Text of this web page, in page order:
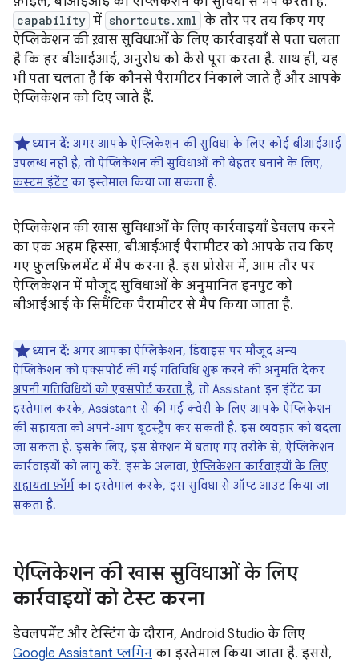
capability में shortcuts.xml के तौर पर तय किए गए
ऐप्लिकेशन की ख़ास सुविधाओं के लिए कार्रवाइयाँ से पता चलता
है कि हर बीआईआई, अनुरोध को कैसे पूरा करता है. साथ ही, यह
भी पता चलता है कि कौनसे पैरामीटर निकाले जाते हैं और आपके
ऐप्लिकेशन को दिए जाते हैं.
ध्यान दें: अगर आपके ऐप्लिकेशन की सुविधा के लिए कोई बीआईआई
उपलब्ध नहीं है, तो ऐप्लिकेशन की सुविधाओं को बेहतर बनाने के लिए,
कस्टम इंटेंट का इस्तेमाल किया जा सकता है.
ऐप्लिकेशन की खास सुविधाओं के लिए कार्रवाइयाँ डेवलप करने
का एक अहम हिस्सा, बीआईआई पैरामीटर को आपके तय किए
गए फ़ुलफ़िलमेंट में मैप करना है. इस प्रोसेस में, आम तौर पर
ऐप्लिकेशन में मौजूद सुविधाओं के अनुमानित इनपुट को
बीआईआई के सिमैंटिक पैरामीटर से मैप किया जाता है.
ध्यान दें: अगर आपका ऐप्लिकेशन, डिवाइस पर मौजूद अन्य
ऐप्लिकेशन को एक्सपोर्ट की गई गतिविधि शुरू करने की अनुमति देकर
अपनी गतिविधियों को एक्सपोर्ट करता है, तो Assistant इन इंटेंट का
इस्तेमाल करके, Assistant से की गई क्वेरी के लिए आपके ऐप्लिकेशन
की सहायता को अपने-आप बूटस्ट्रैप कर सकती है. इस व्यवहार को बदला
जा सकता है. इसके लिए, इस सेक्शन में बताए गए तरीके से, ऐप्लिकेशन
कार्रवाइयों को लागू करें. इसके अलावा, ऐप्लिकेशन कार्रवाइयों के लिए
सहायता फ़ॉर्म का इस्तेमाल करके, इस सुविधा से ऑप्ट आउट किया जा
सकता है.
ऐप्लिकेशन की खास सुविधाओं के लिए
कार्रवाइयों को टेस्ट करना
डेवलपमेंट और टेस्टिंग के दौरान, Android Studio के लिए
Google Assistant प्लगिन का इस्तेमाल किया जाता है. इससे,